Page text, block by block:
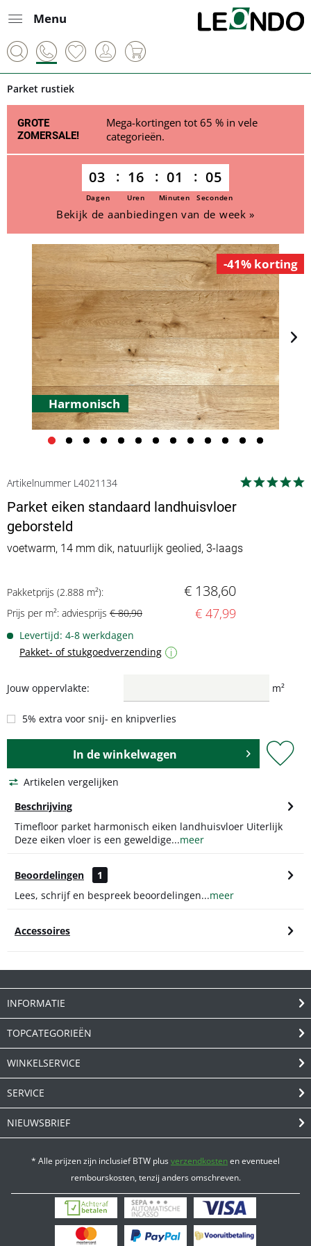
Menu
Parket rustiek
GROTE
ZOMERSALE!
Mega-kortingen tot 65 % in vele
categorieën.
03 16 01 05
Dagen Uren Minuten Seconden
Bekijk de aanbiedingen van de week »
-41% korting
Harmonisch
Artikelnummer L4021134
Parket eiken standaard landhuisvloer
geborsteld
voetwarm, 14 mm dik, natuurlijk geolied, 3-laags
Pakketprijs (2.888 m²): € 138,60
Prijs per m²: adviesprijs € 80,90 € 47,99
Levertijd: 4-8 werkdagen
Pakket- of stukgoedverzending
i
Jouw oppervlakte: m²
5% extra voor snij- en knipverlies
In dewinkelwagen
Artikelen vergelijken
Beschrijving
Timefloor parket harmonisch eiken landhuisvloer Uiterlijk
Deze eiken vloer is een geweldige...meer
Beoordelingen
1
Lees, schrijf en bespreek beoordelingen...meer
Accessoires
INFORMATIE
TOPCATEGORIEËN
WINKELSERVICE
SERVICE
NIEUWSBRIEF
* Alle prijzen zijn inclusief BTW plusverzendkostenen eventueel
rembourskosten, tenzij anders omschreven.